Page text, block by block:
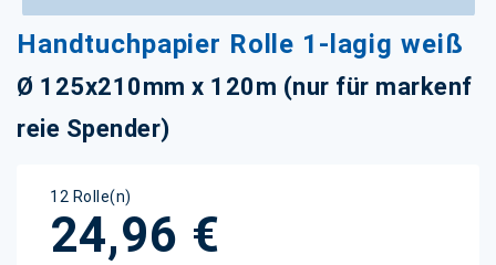
Handtuchpapier Rolle 1-lagig weiß
Ø 125x210mm x 120m (nur für markenf
reie Spender)
12 Rolle(n)
24,96 €
Anfang
der
Bildgalerie
springen